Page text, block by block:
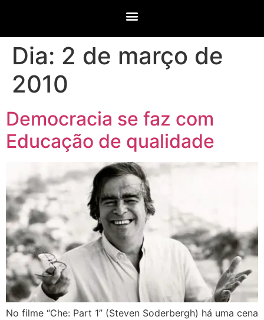
Dia: 2 de março de
2010
Democracia se faz com
Educação de qualidade
No filme “Che: Part 1” (Steven Soderbergh) há uma cena